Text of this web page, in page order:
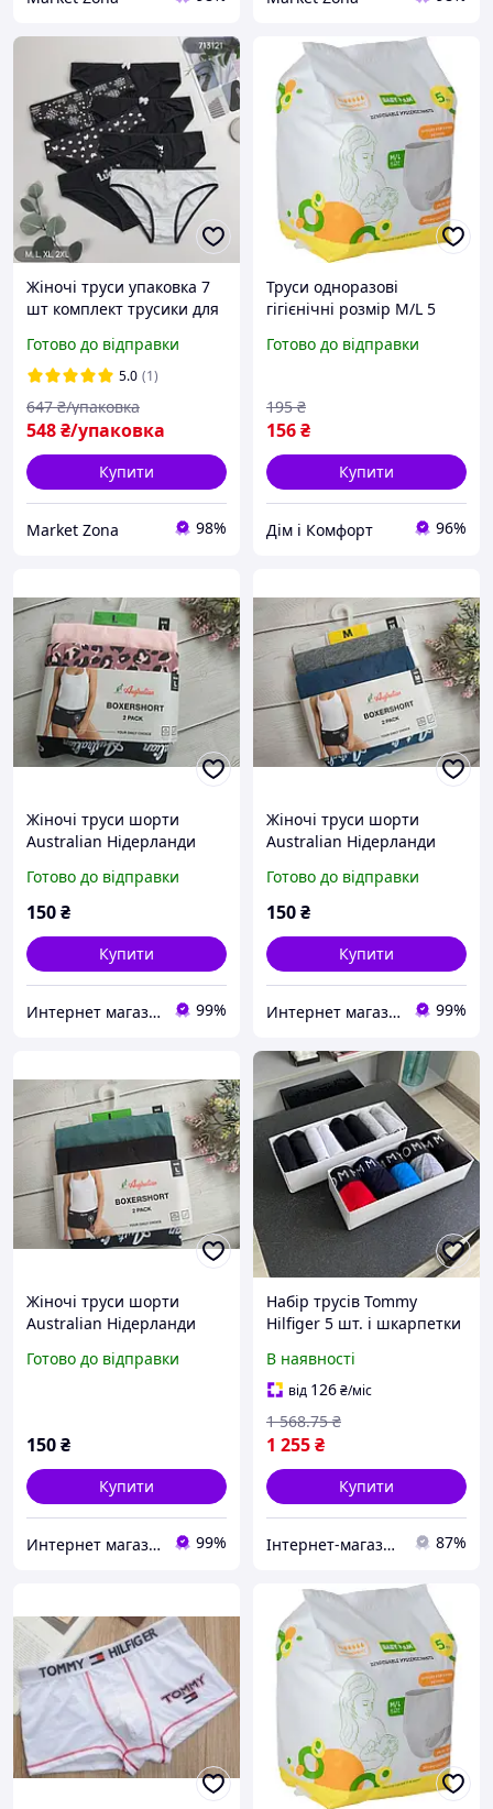
Жіночі труси упаковка 7
шт комплект трусики для
бавовна Ніколетта
Туреччина розмір M,L, XL,
2XL
Готово до відправки
5.0 (1)
548₴/упаковка
647 ₴/упаковка
Купити
Market Zona 98%
Труси одноразові
гігієнічні розмір M/L 5
Готово до відправки
156₴
195 ₴
Купити
Дім і Комфорт 96%
Жіночі труси шорти
Australian Нідерланди
M, L) S
Готово до відправки
150₴
Купити
Интернет магазин "Берегиня". Все для Мамы и Малыша 99%
Жіночі труси шорти
Australian Нідерланди
(S, M, L, XL) S
Готово до відправки
150₴
Купити
Интернет магазин "Берегиня". Все для Мамы и Малыша 99%
Жіночі труси шорти
Australian Нідерланди
Розмір (M, L, XL) XL
Готово до відправки
150₴
Купити
Интернет магазин "Берегиня". Все для Мамы и Малыша 99%
Набір трусів Tommy
Hilfiger 5 шт. і шкарпетки
розміри M L XL XXL
матеріал 93% бавовна 7%
еластан
В наявності
від 126₴/міс
1 255₴
1 568.75 ₴
Купити
Інтернет-магазин Cool Top 87%